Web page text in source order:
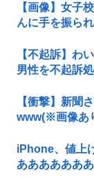
【画像】女子
んに手を振ら
【不起訴】わ
男性を不起訴
【衝撃】新聞
www(※画像あ
iPhone、値上
ああああああ